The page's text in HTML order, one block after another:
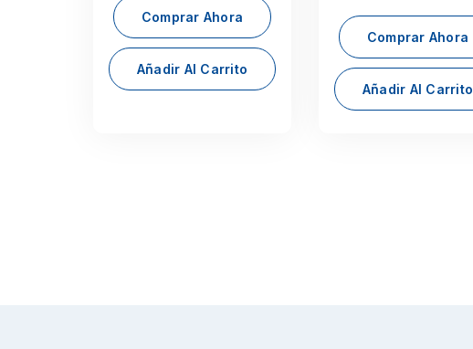
Comprar Ahora
Añadir Al Carrito
Comprar Ahora
Añadir Al Carrito